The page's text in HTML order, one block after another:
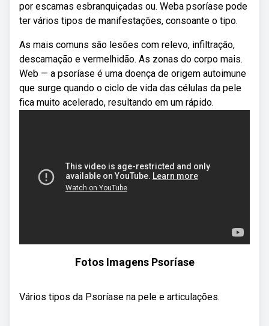
por escamas esbranquiçadas ou. Weba psoríase pode
ter vários tipos de manifestações, consoante o tipo.
As mais comuns são lesões com relevo, infiltração,
descamação e vermelhidão. As zonas do corpo mais.
Web — a psoríase é uma doença de origem autoimune
que surge quando o ciclo de vida das células da pele
fica muito acelerado, resultando em um rápido.
Fotos Imagens Psoríase
Vários tipos da Psoríase na pele e articulações.